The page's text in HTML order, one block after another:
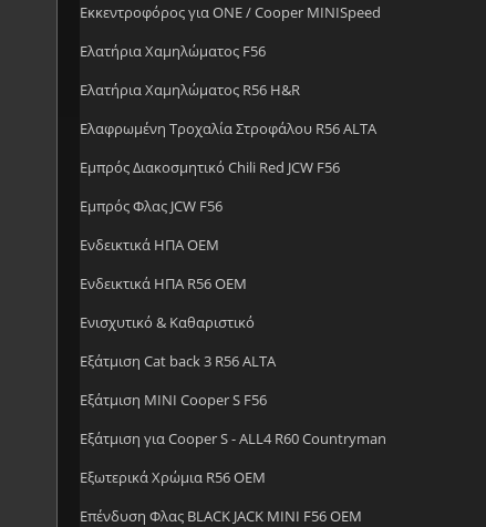
Εκκεντροφόρος για ONE / Cooper MINISpeed
Ελατήρια Χαμηλώματος F56
Ελατήρια Χαμηλώματος R56 H&R
Ελαφρωμένη Τροχαλία Στροφάλου R56 ALTA
Εμπρός Διακοσμητικό Chili Red JCW F56
Εμπρός Φλας JCW F56
Ενδεικτικά ΗΠΑ OEM
Ενδεικτικά ΗΠΑ R56 OEM
Ενισχυτικό & Καθαριστικό
Εξάτμιση Cat back 3 R56 ALTA
Εξάτμιση MINI Cooper S F56
Εξάτμιση για Cooper S - ALL4 R60 Countryman
Εξωτερικά Χρώμια R56 OEM
Επένδυση Φλας BLACK JACK MINI F56 OEM